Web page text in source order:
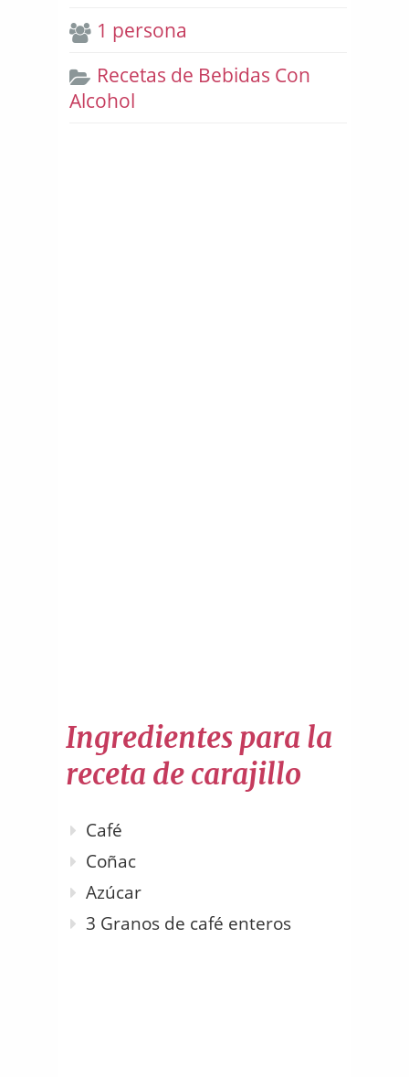
1 persona
Recetas de Bebidas Con
Alcohol
Ingredientes para la
receta de carajillo
Café
Coñac
Azúcar
3 Granos de café enteros